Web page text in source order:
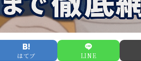
はてブ LINE